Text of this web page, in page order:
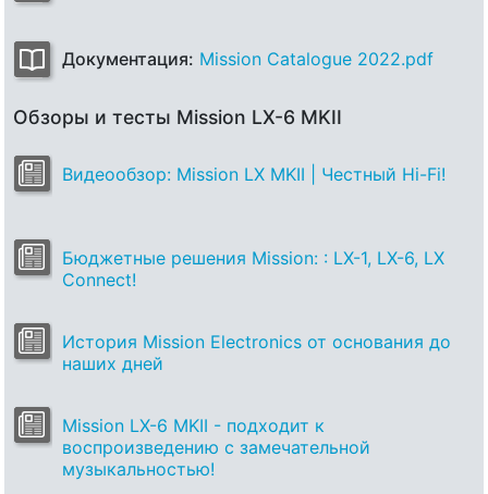
Документация: Mission Catalogue 2022.pdf
Обзоры и тесты Mission LX-6 MKII
Видеообзор: Mission LX MKII | Честный Hi-Fi!
Бюджетные решения Mission: : LX-1, LX-6, LX
Connect!
История Mission Electronics от основания до
наших дней
Mission LX-6 MKII - подходит к
воспроизведению c замечательной
музыкальностью!